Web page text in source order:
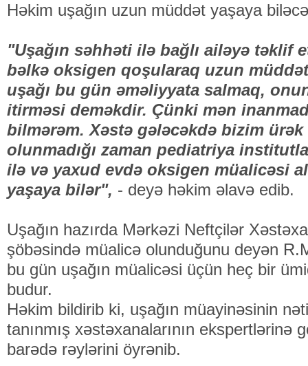
Həkim uşağın uzun müddət yaşaya
"Uşağın səhhəti ilə bağlı ailəyə təklif
bəlkə oksigen qoşularaq uzun
uşağı bu gün əməliyyata salmaq,
itirməsi deməkdir. Çünki mən
bilmərəm. Xəstə gələcəkdə bizim ürək
olunmadığı zaman pediatriya
ilə və yaxud evdə oksigen müalicəsi
yaşaya bilər", - deyə həkim əlavə edib.
Uşağın hazırda Mərkəzi Neftçilər
şöbəsində müalicə olunduğunu deyən
bu gün uşağın müalicəsi üçün heç bir
budur.
Həkim bildirib ki, uşağın müayinəsinin
tanınmış xəstəxanalarının ekspertlərinə
barədə rəylərini öyrənib.